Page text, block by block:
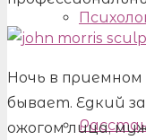
Ночь в приемном
бывает. Едкий
ожогом лица,